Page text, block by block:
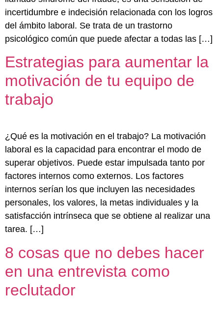
incertidumbre e indecisión relacionada con los logros
del ámbito laboral. Se trata de un trastorno
psicológico común que puede afectar a todas las […]
Estrategias para aumentar la
motivación de tu equipo de
trabajo
¿Qué es la motivación en el trabajo? La motivación
laboral es la capacidad para encontrar el modo de
superar objetivos. Puede estar impulsada tanto por
factores internos como externos. Los factores
internos serían los que incluyen las necesidades
personales, los valores, la metas individuales y la
satisfacción intrínseca que se obtiene al realizar una
tarea. […]
8 cosas que no debes hacer
en una entrevista como
reclutador